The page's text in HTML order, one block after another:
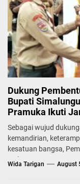
Dukung
Bupati
Pramuka Ikuti
Sebagai wujud
kemandirian,
kesatuan bangsa,
melepas...
Wida Tarigan August